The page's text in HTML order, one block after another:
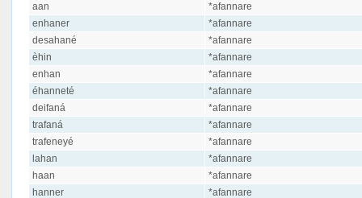
aan
*afannare
enhaner
*afannare
desahané
*afannare
èhin
*afannare
enhan
*afannare
éhanneté
*afannare
deifaná
*afannare
trafaná
*afannare
trafeneyé
*afannare
lahan
*afannare
haan
*afannare
hanner
*afannare